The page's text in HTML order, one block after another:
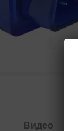
Видео